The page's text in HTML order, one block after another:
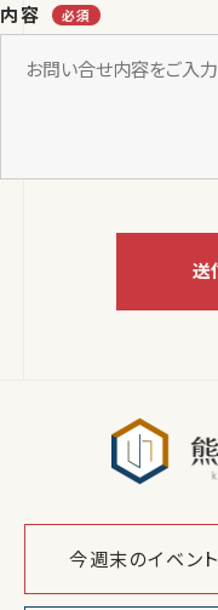
内容
今週末のイベント